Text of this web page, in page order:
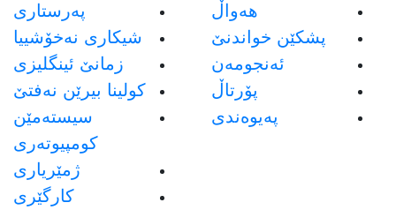
هەواڵ
پشکێن خواندنێ
ئەنجومەن
پۆرتاڵ
پەیوەندی
پەرستاری
شیکاری نەخۆشییا
زمانێ ئینگلیزی
كولينا بيرێن نه‌فتێ
سيسته‌مێن
كومپيوته‌رى
ژمێريارى
كارگێرى